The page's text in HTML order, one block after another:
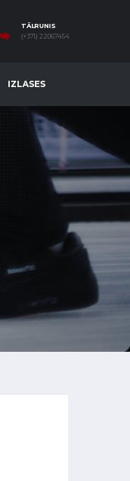
TĀLRUNIS
(+371) 22067454
IZLASES